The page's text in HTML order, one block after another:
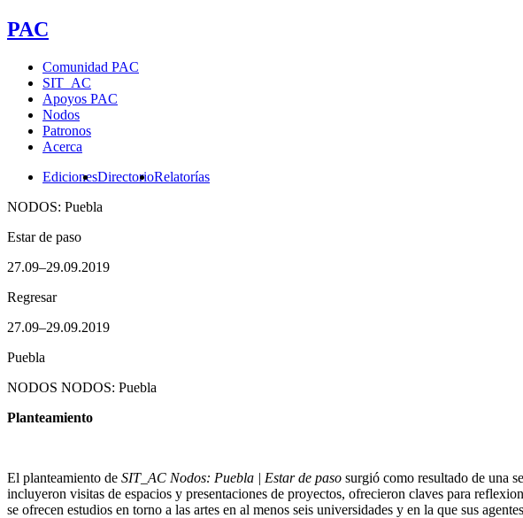
PAC
Comunidad PAC
SIT_AC
Apoyos PAC
Nodos
Patronos
Acerca
EdicionesDirectorioRelatorías
NODOS: Puebla
Estar de paso
27.09–29.09.2019
Regresar
27.09–29.09.2019
Puebla
NODOS NODOS: Puebla
Planteamiento
El planteamiento de SIT_AC Nodos: Puebla | Estar de paso surgió como resultado de una
incluyeron visitas de espacios y presentaciones de proyectos, ofrecieron claves para
se ofrecen estudios en torno a las artes en al menos seis universidades y en la que sus